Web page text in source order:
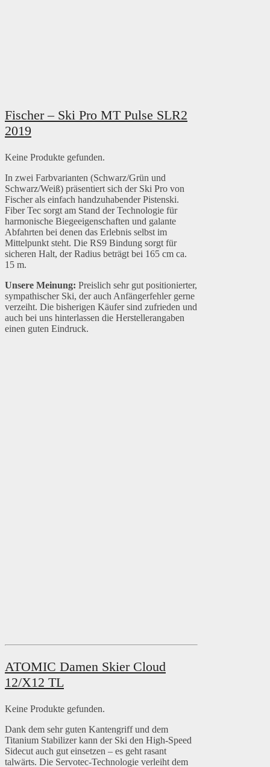
Fischer – Ski Pro MT Pulse SLR2
2019
Keine Produkte gefunden.
In zwei Farbvarianten (Schwarz/Grün und
Schwarz/Weiß) präsentiert sich der Ski Pro von
Fischer als einfach handzuhabender Pistenski.
Fiber Tec sorgt am Stand der Technologie für
harmonische Biegeeigenschaften und galante
Abfahrten bei denen das Erlebnis selbst im
Mittelpunkt steht. Die RS9 Bindung sorgt für
sicheren Halt, der Radius beträgt bei 165 cm ca.
15 m.
Unsere Meinung: Preislich sehr gut positionierter,
sympathischer Ski, der auch Anfängerfehler gerne
verzeiht. Die bisherigen Käufer sind zufrieden und
auch bei uns hinterlassen die Herstellerangaben
einen guten Eindruck.
ATOMIC Damen Skier Cloud
12/X12 TL
Keine Produkte gefunden.
Dank dem sehr guten Kantengriff und dem
Titanium Stabilizer kann der Ski den High-Speed
Sidecut auch gut einsetzen – es geht rasant
talwärts. Die Servotec-Technologie verleiht dem